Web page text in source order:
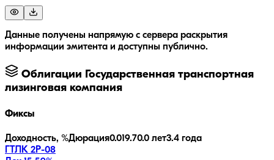
Данные получены напрямую с сервера раскрытия
информации эмитента и доступны публично.
Облигации Государственная транспортная
лизинговая компания
Фиксы
Доходность, %Дюрация0.019.70.0 лет3.4 года
ГТЛК 2P-08